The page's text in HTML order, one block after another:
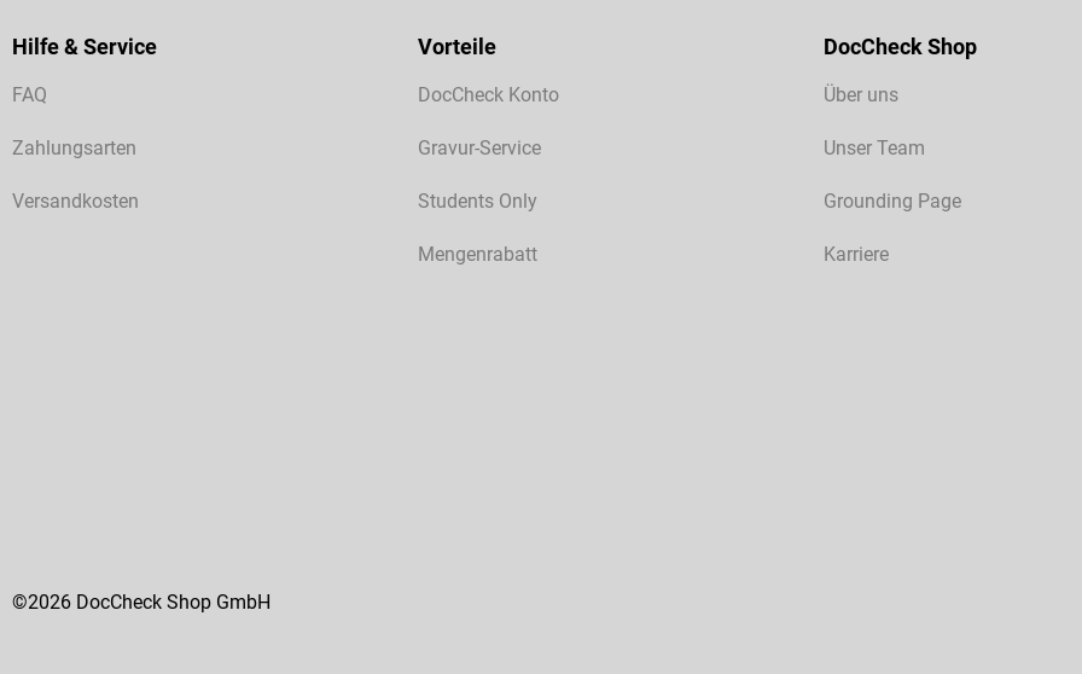
Hilfe & Service
FAQ
Zahlungsarten
Versandkosten
Vorteile
DocCheck Konto
Gravur-Service
Students Only
Mengenrabatt
DocCheck Shop
Über uns
Unser Team
Grounding Page
Karriere
©2026 DocCheck Shop GmbH